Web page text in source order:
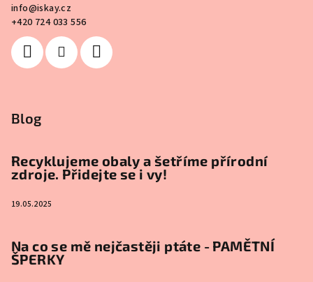
info@iskay.cz
+420 724 033 556
Blog
Recyklujeme obaly a šetříme přírodní
zdroje. Přidejte se i vy!
19.05.2025
Na co se mě nejčastěji ptáte - PAMĚTNÍ
ŠPERKY